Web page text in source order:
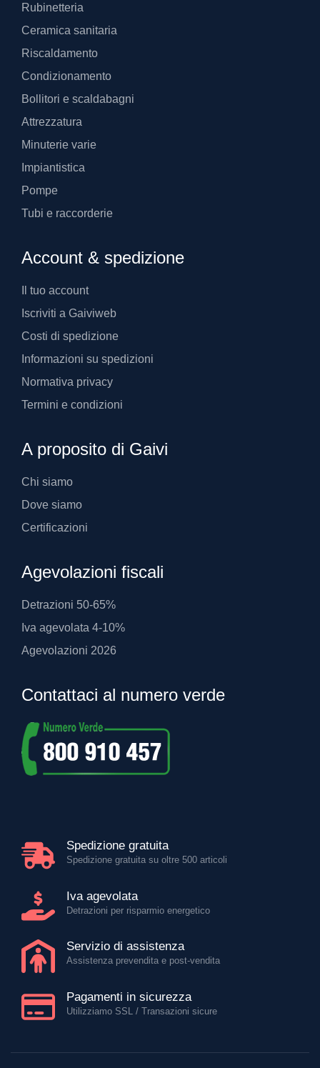
Rubinetteria
Ceramica sanitaria
Riscaldamento
Condizionamento
Bollitori e scaldabagni
Attrezzatura
Minuterie varie
Impiantistica
Pompe
Tubi e raccorderie
Account & spedizione
Il tuo account
Iscriviti a Gaiviweb
Costi di spedizione
Informazioni su spedizioni
Normativa privacy
Termini e condizioni
A proposito di Gaivi
Chi siamo
Dove siamo
Certificazioni
Agevolazioni fiscali
Detrazioni 50-65%
Iva agevolata 4-10%
Agevolazioni 2026
Contattaci al numero verde
Spedizione gratuita
Spedizione gratuita su oltre 500 articoli
Iva agevolata
Detrazioni per risparmio energetico
Servizio di assistenza
Assistenza prevendita e post-vendita
Pagamenti in sicurezza
Utilizziamo SSL / Transazioni sicure